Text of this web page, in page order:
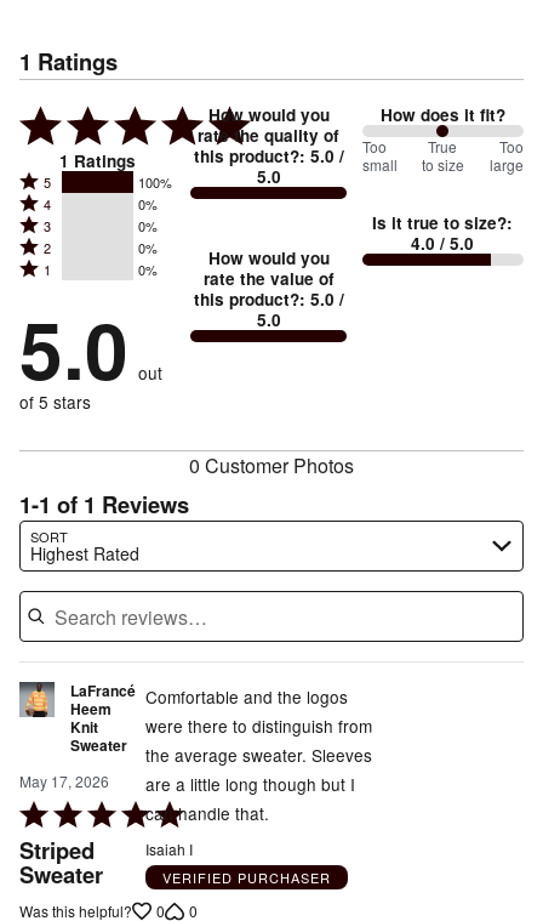
1 Ratings
1 Ratings
Rated
5
stars
by
of
reviewers
5 100%
Rated
4
stars
by
of
reviewers
4 0%
Rated
3
stars
0%
of
reviewers
3 0%
Rated
2
by
0%
of
reviewers
2 0%
Rated
stars
by
0%
of
1 0%
5.0 out
of 5 stars
How would you
rate the quality of
this product?: 5.0 /
5.0
How would you
rate the value of
this product?: 5.0 /
5.0
How does it fit?
100
between
small
and
Too
small
True
to size
Too
large
Is it true to size?:
4.0 / 5.0
0 Customer Photos
1-1 of 1 Reviews
SORT
Highest Rated
Search reviews…
LaFrancé
Heem
Knit
Sweater
May 17, 2026
Rated
5
out
Striped
Sweater
Comfortable and the logos
were there to distinguish from
the average sweater. Sleeves
are a little long though but I
can handle that.
Isaiah I
VERIFIED PURCHASER
Was this helpful? 0 0